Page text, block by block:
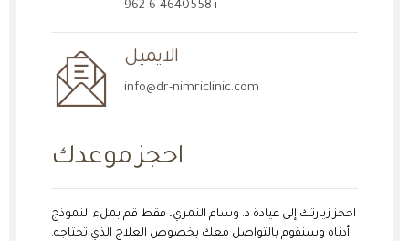
+962-6-4640558
الايميل
info@dr-nimriclinic.com
احجز موعدك
احجز زيارتك إلى عيادة د. وسام النمري، فقط قم بملء النموذج
أدناه وسنقوم بالتواصل معك بخصوص العلاج الذي تحتاجه.